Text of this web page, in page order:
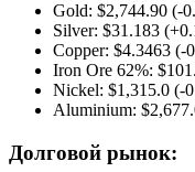
Gold: $2,744.90 (-
Silver: $31.183
Copper: $4.3463 (-
Iron Ore 62%:
Nickel: $1,315.0 (-
Aluminium:
Долговой рынок: